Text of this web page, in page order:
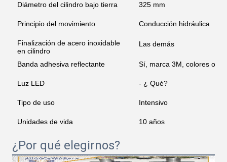
Diámetro del cilindro bajo tierra 325 mm
Principio del movimiento Conducción hidráulica
Finalización de acero inoxidable
en cilindro
Las demás
Banda adhesiva reflectante Sí, marca 3M, colores
Luz LED - ¿ Qué?
Tipo de uso Intensivo
Unidades de vida 10 años
¿Por qué elegirnos?